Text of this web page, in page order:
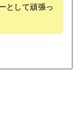
として頑張っ